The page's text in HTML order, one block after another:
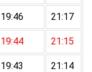
19:46 21:17
19:44 21:15
19:43 21:14